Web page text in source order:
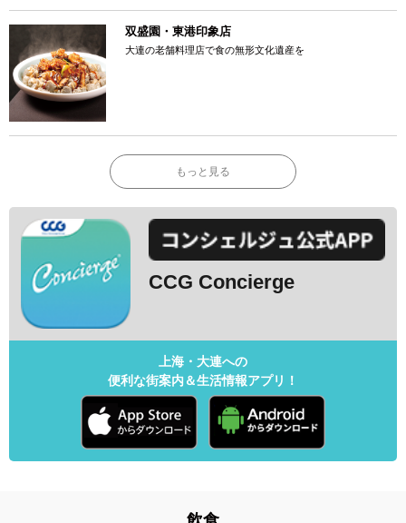
双盛園・東港印象店
大連の老舗料理店で食の無形文化遺産を
もっと見る
CCG Concierge
上海・大連への
便利な街案内＆生活情報アプリ！